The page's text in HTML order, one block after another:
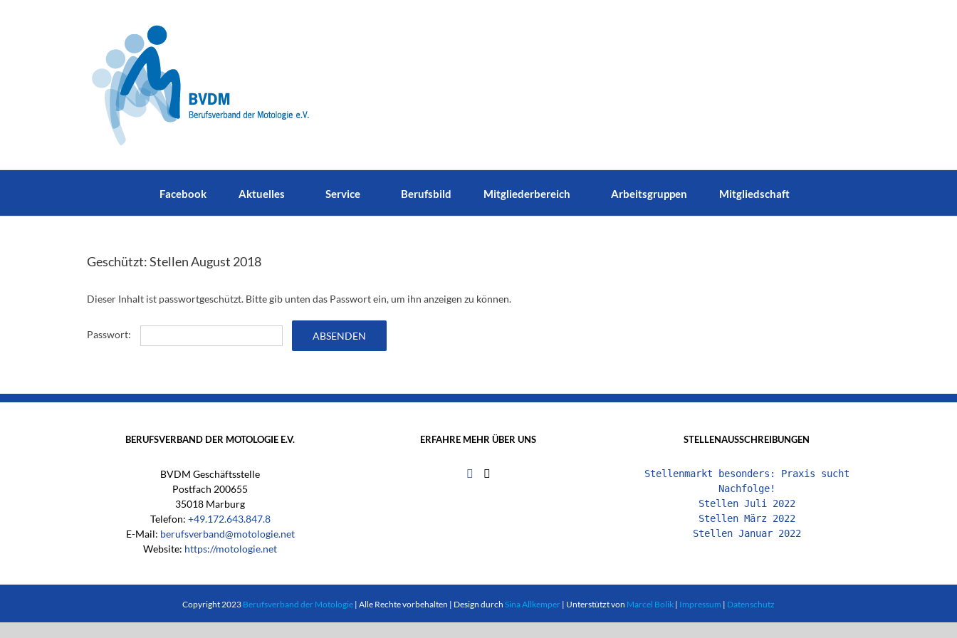
Facebook Aktuelles Service Berufsbild Mitgliederbereich Arbeitsgruppen Mitgliedschaft
Geschützt: Stellen August 2018
Dieser Inhalt ist passwortgeschützt. Bitte gib unten das Passwort ein, um ihn anzeigen zu können.
Passwort:
BERUFSVERBAND DER MOTOLOGIE E.V.
BVDM Geschäftsstelle
Postfach 200655
35018 Marburg
Telefon: +49.172.643.847.8
E-Mail: berufsverband@motologie.net
Website: https://motologie.net
ERFAHRE MEHR ÜBER UNS STELLENAUSSCHREIBUNGEN
Stellenmarkt besonders: Praxis sucht
Nachfolge!
Stellen Juli 2022
Stellen März 2022
Stellen Januar 2022
Copyright 2023 Berufsverband der Motologie | Alle Rechte vorbehalten | Design durch Sina Allkemper | Unterstützt von Marcel Bolik | Impressum | Datenschutz